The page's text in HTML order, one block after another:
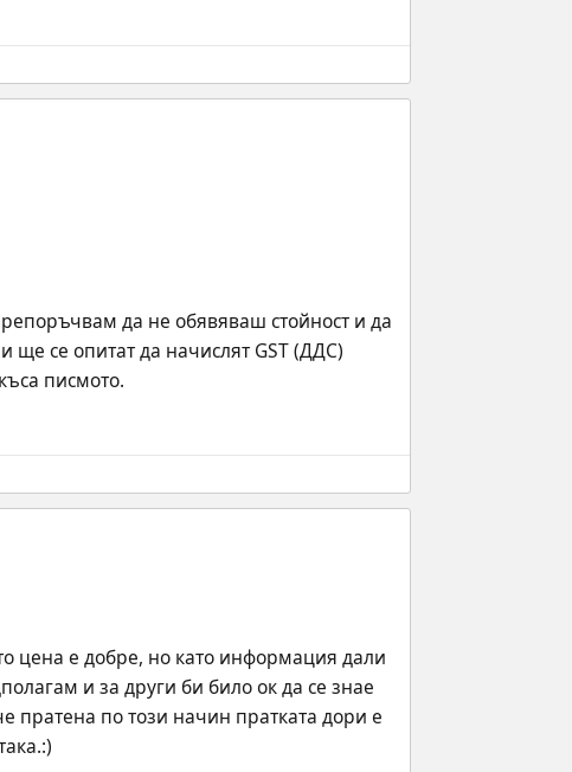
да не обявяваш стойност и да
ще се опитат да начислят GST (ДДС)
писмото.
цена е добре, но като информация дали
и за други би било ок да се знае
пратена по този начин пратката дори е